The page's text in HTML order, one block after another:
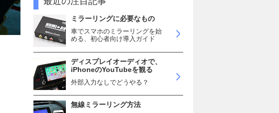
ミラーリングに必要なもの
車でスマホのミラーリングを始
める、初心者向け導入ガイド
ディスプレイオーディオで、
iPhoneのYouTubeを観る
外部入力なしでどうやる？
無線ミラーリング方法